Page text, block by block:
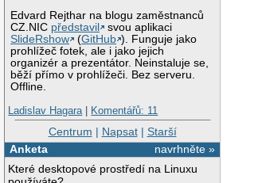
Edvard Rejthar na blogu zaměstnanců
CZ.NIC představil
svou aplikaci
SlideRshow
(GitHub ). Funguje jako
prohlížeč fotek, ale i jako jejich
organizér a prezentátor. Neinstaluje se,
běží přímo v prohlížeči. Bez serveru.
Offline.
Ladislav Hagara| Komentářů: 11
Centrum | Napsat| Starší
navrhněte »
Anketa
Které desktopové prostředí na Linuxu